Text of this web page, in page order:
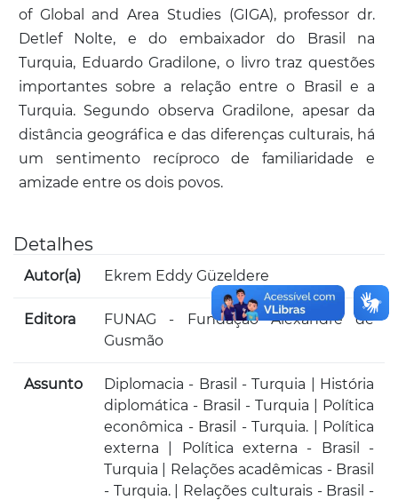
of Global and Area Studies (GIGA), professor dr.
Detlef Nolte, e do embaixador do Brasil na
Turquia, Eduardo Gradilone, o livro traz questões
importantes sobre a relação entre o Brasil e a
Turquia. Segundo observa Gradilone, apesar da
distância geográfica e das diferenças culturais, há
um sentimento recíproco de familiaridade e
amizade entre os dois povos.
Detalhes
Autor(a) Ekrem Eddy Güzeldere
Editora
FUNAG - Fundação Alexandre de
Gusmão
Assunto
Diplomacia - Brasil - Turquia | História
diplomática - Brasil - Turquia | Política
econômica - Brasil - Turquia. | Política
externa | Política externa - Brasil -
Turquia | Relações acadêmicas - Brasil
- Turquia. | Relações culturais - Brasil -